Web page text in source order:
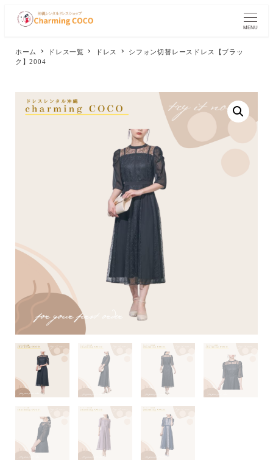
MENU
ホーム ドレス一覧 ドレス
シフォン切替レースドレス【ブラッ
ク】2004